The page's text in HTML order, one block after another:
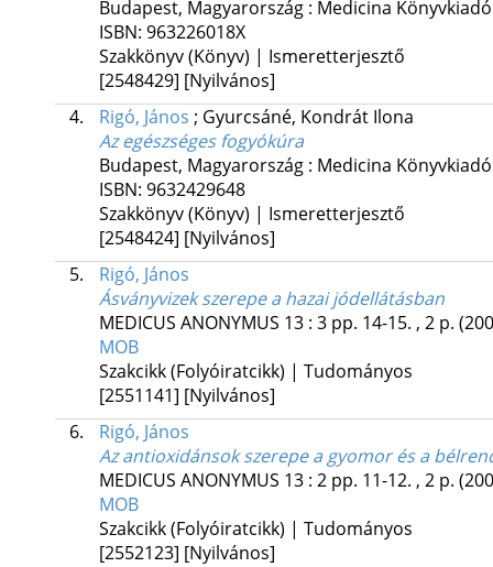
Budapest, Magyarország : Medicina Könyvkiadó
ISBN: 963226018X
Szakkönyv (Könyv) | Ismeretterjesztő
[2548429] [Nyilvános]
4.
Rigó, János ; Gyurcsáné, Kondrát Ilona
Az egészséges fogyókúra
Budapest, Magyarország : Medicina Könyvkiadó
ISBN: 9632429648
Szakkönyv (Könyv) | Ismeretterjesztő
[2548424] [Nyilvános]
5.
Rigó, János
Ásványvizek szerepe a hazai jódellátásban
MEDICUS ANONYMUS 13: 3 pp. 14-15. , 2 p.
MOB
Szakcikk (Folyóiratcikk) | Tudományos
[2551141] [Nyilvános]
6.
Rigó, János
Az antioxidánsok szerepe a gyomor és a
MEDICUS ANONYMUS 13: 2 pp. 11-12. , 2 p.
MOB
Szakcikk (Folyóiratcikk) | Tudományos
[2552123] [Nyilvános]